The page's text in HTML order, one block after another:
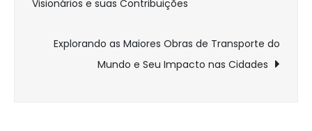
Post
Visionários e suas Contribuições
Explorando as Maiores Obras de Transporte do
Mundo e Seu Impacto nas Cidades